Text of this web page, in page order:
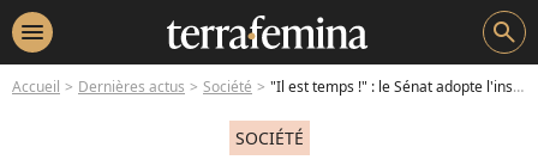
menu search
Accueil Dernières actus Société "Il est temps !" : le Sénat adopte l'inscription de l'IVG dans la Constitution
SOCIÉTÉ